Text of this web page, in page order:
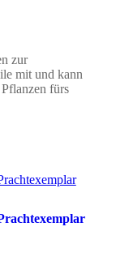
zur
mit und kann
fürs